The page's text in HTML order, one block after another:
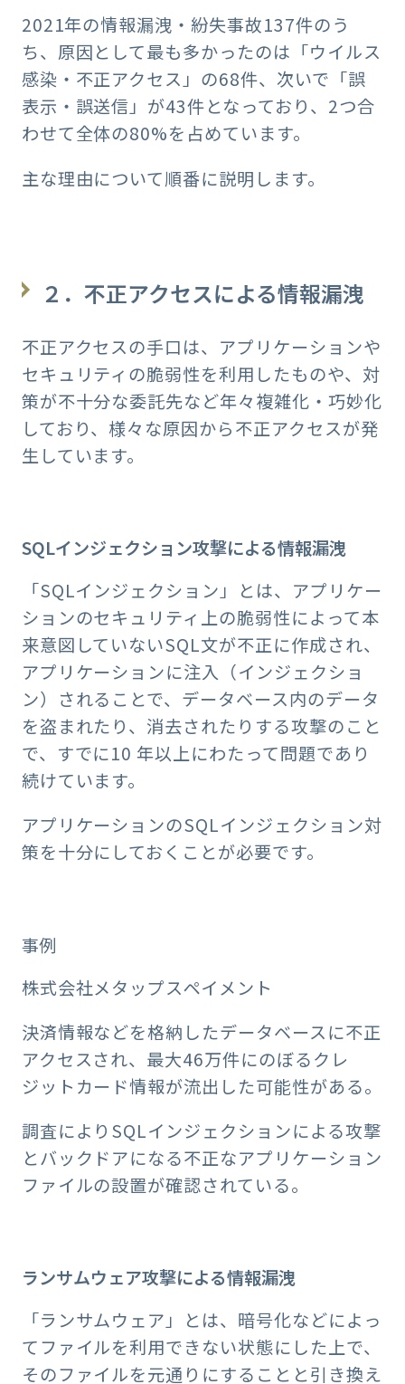
2021年の情報漏洩・紛失事故137件のう
ち、原因として最も多かったのは「ウイルス
感染・不正アクセス」の68件、次いで「誤
表示・誤送信」が43件となっており、2つ合
わせて全体の80%を占めています。
主な理由について順番に説明します。
２．不正アクセスによる情報漏洩
不正アクセスの手口は、アプリケーションや
セキュリティの脆弱性を利用したものや、対
策が不十分な委託先など年々複雑化・巧妙化
しており、様々な原因から不正アクセスが発
生しています。
SQLインジェクション攻撃による情報漏洩
「SQLインジェクション」とは、アプリケー
ションのセキュリティ上の脆弱性によって本
来意図していないSQL文が不正に作成され、
アプリケーションに注入（インジェクショ
ン）されることで、データベース内のデータ
を盗まれたり、消去されたりする攻撃のこと
で、すでに10 年以上にわたって問題であり
続けています。
アプリケーションのSQLインジェクション対
策を十分にしておくことが必要です。
事例
株式会社メタップスペイメント
決済情報などを格納したデータベースに不正
アクセスされ、最大46万件にのぼるクレ
ジットカード情報が流出した可能性がある。
調査によりSQLインジェクションによる攻撃
とバックドアになる不正なアプリケーション
ファイルの設置が確認されている。
ランサムウェア攻撃による情報漏洩
「ランサムウェア」とは、暗号化などによっ
てファイルを利用できない状態にした上で、
そのファイルを元通りにすることと引き換え